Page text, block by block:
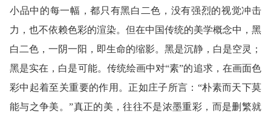
小品中的每一幅，都只有黑白二色，没有强烈的视觉冲击
力，也不依赖色彩的渲染。但在中国传统的美学概念中，黑
白二色，一阴一阳，即生命的缩影。黑是沉静，白是空灵；
黑是实在，白是可能。传统绘画中对“素”的追求，在画面色
彩中起着至关重要的作用。正如庄子所言：“朴素而天下莫
能与之争美。”真正的美，往往不是浓墨重彩，而是删繁就